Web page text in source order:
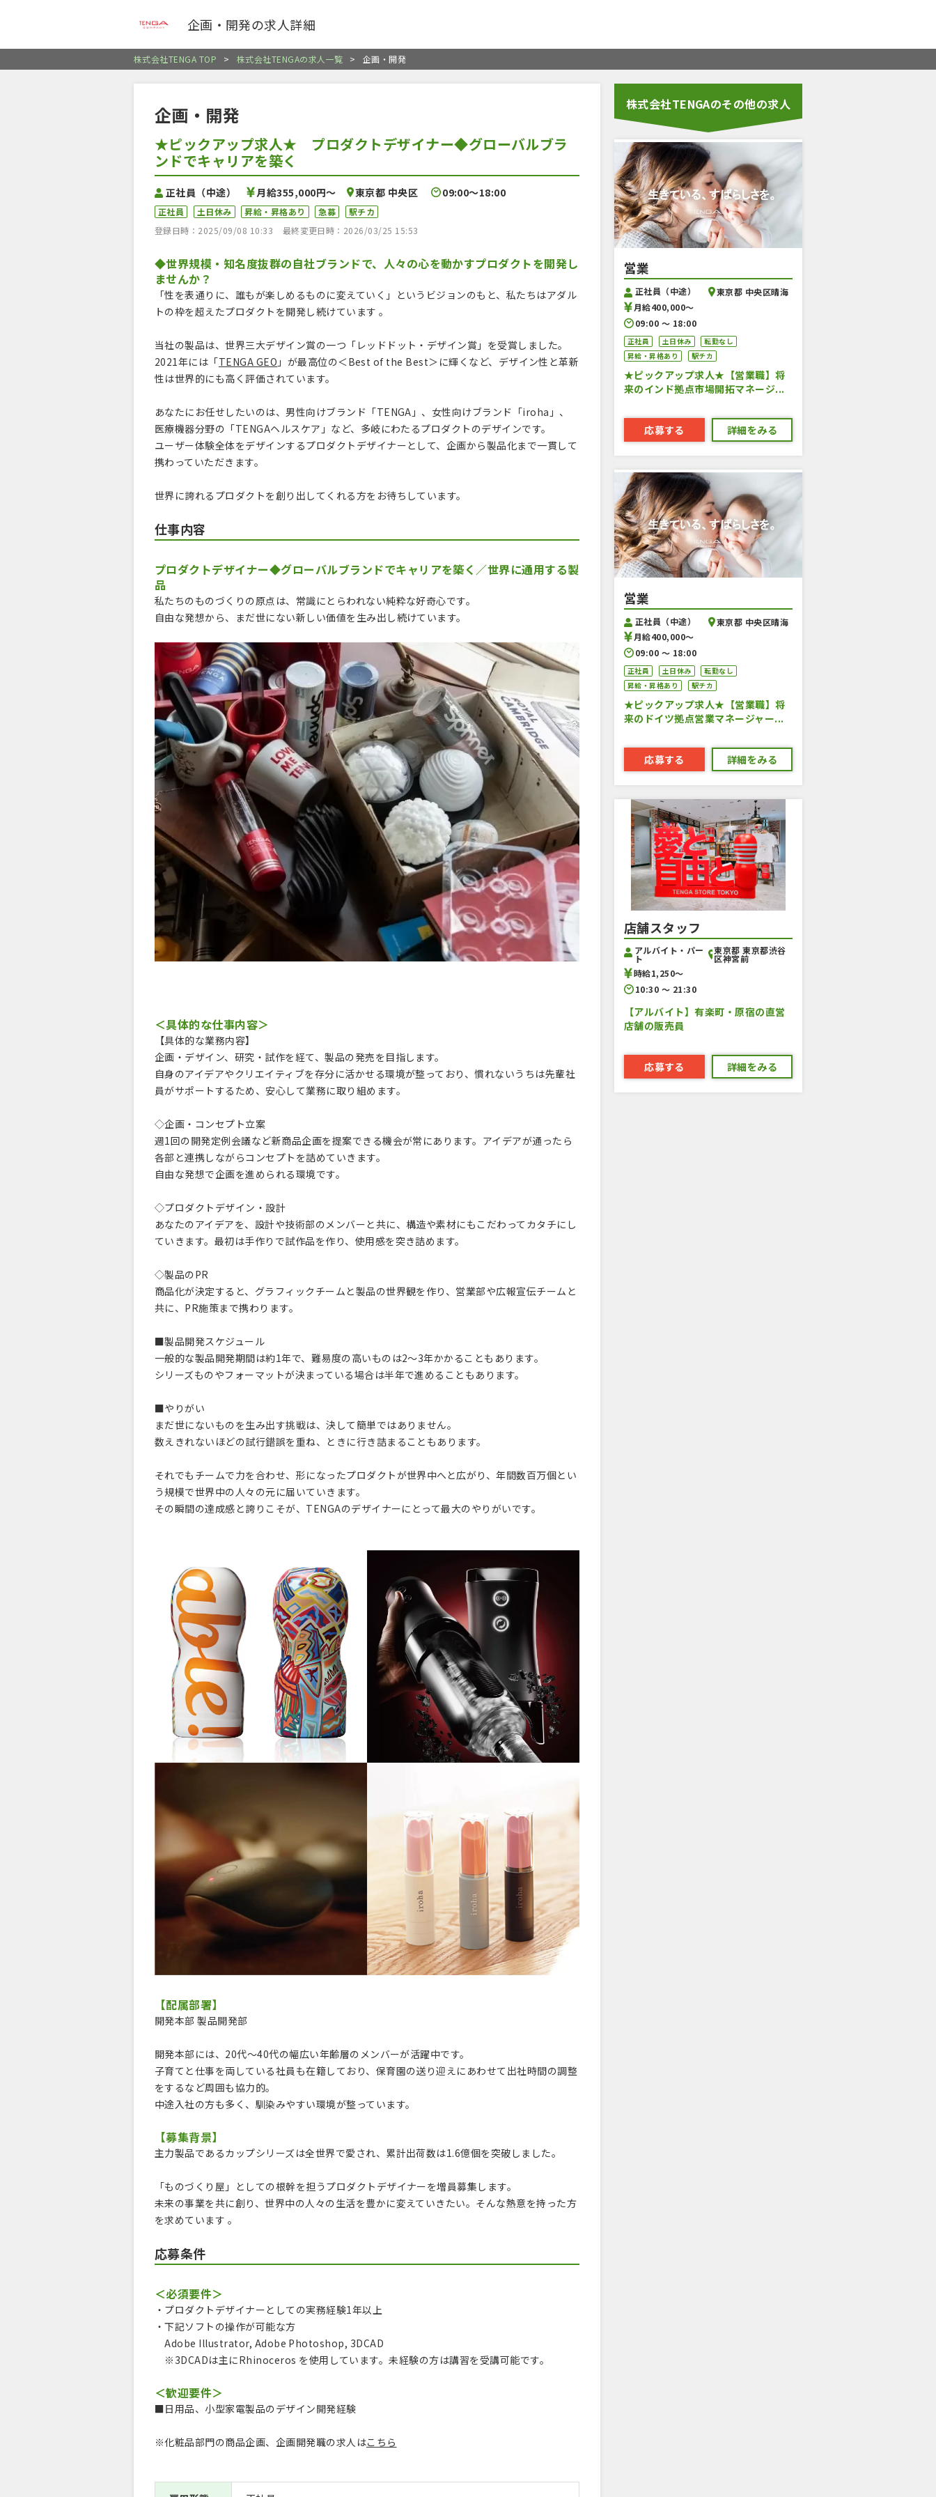
企画・開発の求人詳細
株式会社TENGA TOP > 株式会社TENGAの求人一覧 > 企画・開発
企画・開発
★ピックアップ求人★ プロダクトデザイナー◆グローバルブラ
ンドでキャリアを築く
正社員（中途） 月給355,000円〜 09:00〜18:00
東京都 中央区
正社員 土日休み 昇給・昇格あり 急募
駅チカ
登録日時：2025/09/08 10:33
最終変更日時：2026/03/25 15:53
◆世界規模・知名度抜群の自社ブランドで、人々の心を動かすプロダクトを開発し
ませんか？
「性を表通りに、誰もが楽しめるものに変えていく」というビジョンのもと、私たちはアダル
トの枠を超えたプロダクトを開発し続けています 。
当社の製品は、世界三大デザイン賞の一つ「レッドドット・デザイン賞」を受賞しました。
2021年には「TENGA GEO 」が最高位の＜Best of the Best＞に輝くなど、デザイン性と革新
性は世界的にも高く評価されています。
あなたにお任せしたいのは、男性向けブランド「TENGA」、女性向けブランド「iroha」、
医療機器分野の「TENGAヘルスケア」など、多岐にわたるプロダクトのデザインです。
ユーザー体験全体をデザインするプロダクトデザイナーとして、企画から製品化まで一貫して
携わっていただきます。
世界に誇れるプロダクトを創り出してくれる方をお待ちしています。
仕事内容
プロダクトデザイナー◆グローバルブランドでキャリアを築く／世界に通用する製
品
私たちのものづくりの原点は、常識にとらわれない純粋な好奇心です。
自由な発想から、まだ世にない新しい価値を生み出し続けています。
＜具体的な仕事内容＞
【具体的な業務内容】
企画・デザイン、研究・試作を経て、製品の発売を目指します。
自身のアイデアやクリエイティブを存分に活かせる環境が整っており、慣れないうちは先輩社
員がサポートするため、安心して業務に取り組めます。
◇企画・コンセプト立案
週1回の開発定例会議など新商品企画を提案できる機会が常にあります。アイデアが通ったら
各部と連携しながらコンセプトを詰めていきます。
自由な発想で企画を進められる環境です。
◇プロダクトデザイン・設計
あなたのアイデアを、設計や技術部のメンバーと共に、構造や素材にもこだわってカタチにし
ていきます。最初は手作りで試作品を作り、使用感を突き詰めます。
◇製品のPR
商品化が決定すると、グラフィックチームと製品の世界観を作り、営業部や広報宣伝チームと
共に、PR施策まで携わります。
■製品開発スケジュール
一般的な製品開発期間は約1年で、難易度の高いものは2～3年かかることもあります。
シリーズものやフォーマットが決まっている場合は半年で進めることもあります。
■やりがい
まだ世にないものを生み出す挑戦は、決して簡単ではありません。
数えきれないほどの試行錯誤を重ね、ときに行き詰まることもあります。
それでもチームで力を合わせ、形になったプロダクトが世界中へと広がり、年間数百万個とい
う規模で世界中の人々の元に届いていきます。
その瞬間の達成感と誇りこそが、TENGAのデザイナーにとって最大のやりがいです。
【配属部署】
開発本部 製品開発部
開発本部には、20代～40代の幅広い年齢層のメンバーが活躍中です。
子育てと仕事を両している社員も在籍しており、保育園の送り迎えにあわせて出社時間の調整
をするなど周囲も協力的。
中途入社の方も多く、馴染みやすい環境が整っています。
【募集背景】
主力製品であるカップシリーズは全世界で愛され、累計出荷数は1.6億個を突破しました。
「ものづくり屋」としての根幹を担うプロダクトデザイナーを増員募集します。
未来の事業を共に創り、世界中の人々の生活を豊かに変えていきたい。そんな熱意を持った方
を求めています 。
応募条件
＜必須要件＞
・プロダクトデザイナーとしての実務経験1年以上
・下記ソフトの操作が可能な方
Adobe Illustrator, Adobe Photoshop, 3DCAD
※3DCADは主にRhinoceros を使用しています。未経験の方は講習を受講可能です。
＜歓迎要件＞
■日用品、小型家電製品のデザイン開発経験
※化粧品部門の商品企画、企画開発職の求人はこちら
株式会社TENGAのその他の求人
営業
正社員（中途）
月給400,000〜
09:00 〜 18:00
東京都 中央区晴海
正社員 土日休み
転勤なし
昇給・昇格あり
駅チカ
★ピックアップ求人★【営業職】将
来のインド拠点市場開拓マネージ...
応募する 詳細をみる
営業
正社員（中途）
月給400,000〜
09:00 〜 18:00
東京都 中央区晴海
正社員 土日休み
転勤なし
昇給・昇格あり
駅チカ
★ピックアップ求人★【営業職】将
来のドイツ拠点営業マネージャー...
応募する 詳細をみる
店舗スタッフ
アルバイト・パー
ト
時給1,250〜
10:30 〜 21:30
東京都 東京都渋谷
区神宮前
【アルバイト】有楽町・原宿の直営
店舗の販売員
応募する 詳細をみる